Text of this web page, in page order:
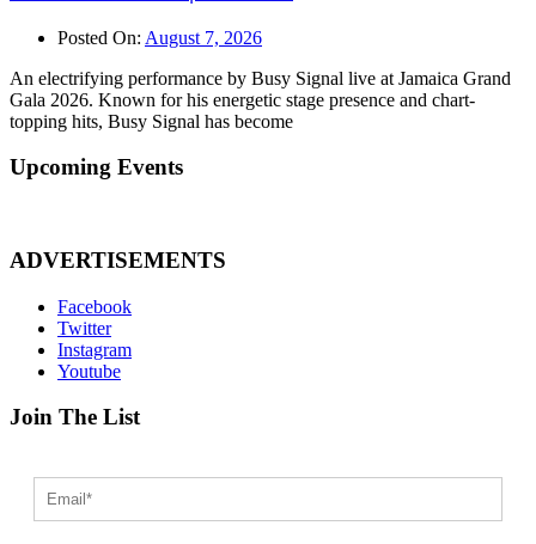
Posted On: August 7, 2026
An electrifying performance by Busy Signal live at Jamaica Grand
Gala 2026. Known for his energetic stage presence and chart-
topping hits, Busy Signal has become
Upcoming Events
ADVERTISEMENTS
Facebook
Twitter
Instagram
Youtube
Join The List